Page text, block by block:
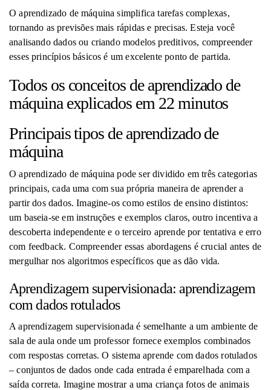
O aprendizado de máquina simplifica tarefas complexas,
tornando as previsões mais rápidas e precisas. Esteja você
analisando dados ou criando modelos preditivos, compreender
esses princípios básicos é um excelente ponto de partida.
Todos os conceitos de aprendizado de
máquina explicados em 22 minutos
Principais tipos de aprendizado de
máquina
O aprendizado de máquina pode ser dividido em três categorias
principais, cada uma com sua própria maneira de aprender a
partir dos dados. Imagine-os como estilos de ensino distintos:
um baseia-se em instruções e exemplos claros, outro incentiva a
descoberta independente e o terceiro aprende por tentativa e erro
com feedback. Compreender essas abordagens é crucial antes de
mergulhar nos algoritmos específicos que as dão vida.
Aprendizagem supervisionada: aprendizagem
com dados rotulados
A aprendizagem supervisionada é semelhante a um ambiente de
sala de aula onde um professor fornece exemplos combinados
com respostas corretas. O sistema aprende com dados rotulados
– conjuntos de dados onde cada entrada é emparelhada com a
saída correta. Imagine mostrar a uma criança fotos de animais